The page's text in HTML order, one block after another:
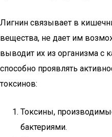
Лигнин связывает в
вещества, не дает им
выводит их из организма с
способно проявлять
токсинов:
Токсины,
бактериями.